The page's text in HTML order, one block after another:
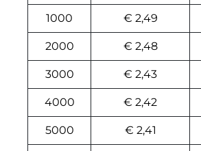
1000 € 2,49
2000 € 2,48
3000 € 2,43
4000 € 2,42
5000 € 2,41